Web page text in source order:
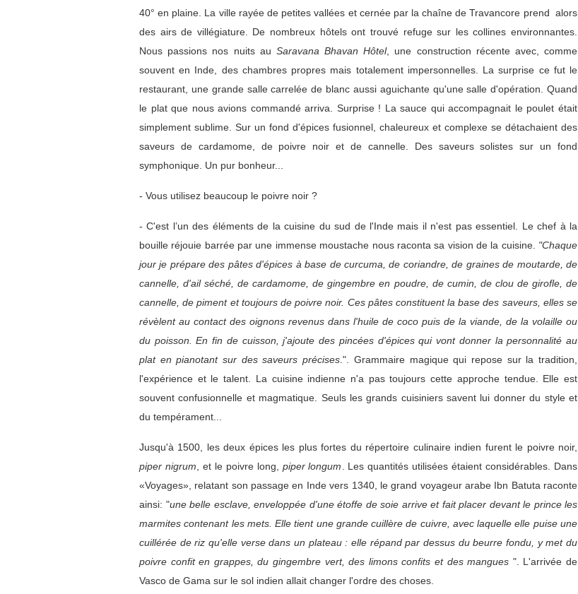
40° en plaine. La ville rayée de petites vallées et cernée par la chaîne de Travancore prend alors
des airs de villégiature. De nombreux hôtels ont trouvé refuge sur les collines environnantes.
Nous passions nos nuits au Saravana Bhavan Hôtel, une construction récente avec, comme
souvent en Inde, des chambres propres mais totalement impersonnelles. La surprise ce fut le
restaurant, une grande salle carrelée de blanc aussi aguichante qu'une salle d'opération. Quand
le plat que nous avions commandé arriva. Surprise ! La sauce qui accompagnait le poulet était
simplement sublime. Sur un fond d'épices fusionnel, chaleureux et complexe se détachaient des
saveurs de cardamome, de poivre noir et de cannelle. Des saveurs solistes sur un fond
symphonique. Un pur bonheur...
- Vous utilisez beaucoup le poivre noir ?
- C'est l’un des éléments de la cuisine du sud de l'Inde mais il n'est pas essentiel. Le chef à la
bouille réjouie barrée par une immense moustache nous raconta sa vision de la cuisine. "Chaque
jour je prépare des pâtes d'épices à base de curcuma, de coriandre, de graines de moutarde, de
cannelle, d'ail séché, de cardamome, de gingembre en poudre, de cumin, de clou de girofle, de
cannelle, de piment et toujours de poivre noir. Ces pâtes constituent la base des saveurs, elles se
révèlent au contact des oignons revenus dans l'huile de coco puis de la viande, de la volaille ou
du poisson. En fin de cuisson, j'ajoute des pincées d'épices qui vont donner la personnalité au
plat en pianotant sur des saveurs précises .". Grammaire magique qui repose sur la tradition,
l'expérience et le talent. La cuisine indienne n'a pas toujours cette approche tendue. Elle est
souvent confusionnelle et magmatique. Seuls les grands cuisiniers savent lui donner du style et
du tempérament...
Jusqu'à 1500, les deux épices les plus fortes du répertoire culinaire indien furent le poivre noir,
piper nigrum , et le poivre long, piper longum . Les quantités utilisées étaient considérables. Dans
«Voyages», relatant son passage en Inde vers 1340, le grand voyageur arabe Ibn Batuta raconte
ainsi: "une belle esclave, enveloppée d'une étoffe de soie arrive et fait placer devant le prince les
marmites contenant les mets. Elle tient une grande cuillère de cuivre, avec laquelle elle puise une
cuillérée de riz qu'elle verse dans un plateau : elle répand par dessus du beurre fondu, y met du
poivre confit en grappes, du gingembre vert, des limons confits et des mangues ". L'arrivée de
Vasco de Gama sur le sol indien allait changer l'ordre des choses.